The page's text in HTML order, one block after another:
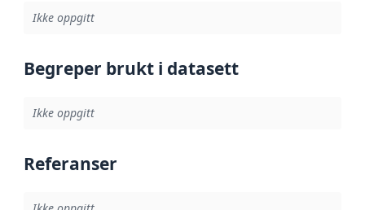
Ikke oppgitt
Begreper brukt i datasett
Ikke oppgitt
Referanser